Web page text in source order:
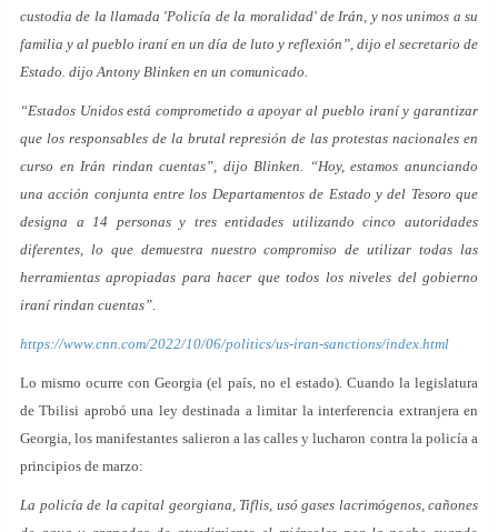
custodia de la llamada 'Policía de la moralidad' de Irán, y nos unimos a su
familia y al pueblo iraní en un día de luto y reflexión”, dijo el secretario de
Estado. dijo Antony Blinken en un comunicado.
“Estados Unidos está comprometido a apoyar al pueblo iraní y garantizar
que los responsables de la brutal represión de las protestas nacionales en
curso en Irán rindan cuentas”, dijo Blinken. “Hoy, estamos anunciando
una acción conjunta entre los Departamentos de Estado y del Tesoro que
designa a 14 personas y tres entidades utilizando cinco autoridades
diferentes, lo que demuestra nuestro compromiso de utilizar todas las
herramientas apropiadas para hacer que todos los niveles del gobierno
iraní rindan cuentas”.
https://www.cnn.com/2022/10/06/politics/us-iran-sanctions/index.html
Lo mismo ocurre con Georgia (el país, no el estado). Cuando la legislatura
de Tbilisi aprobó una ley destinada a limitar la interferencia extranjera en
Georgia, los manifestantes salieron a las calles y lucharon contra la policía a
principios de marzo:
La policía de la capital georgiana, Tiflis, usó gases lacrimógenos, cañones